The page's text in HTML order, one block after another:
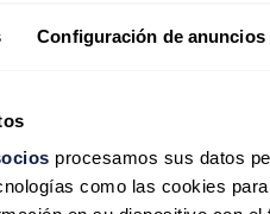
Configuración de anuncios
procesamos sus datos
como las cookies para
verde para
solar de 176 MW